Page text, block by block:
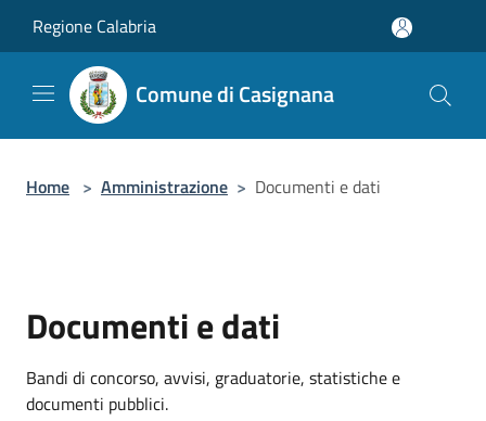
Regione Calabria
Comune di Casignana
Home > Amministrazione > Documenti e dati
Documenti e dati
Bandi di concorso, avvisi, graduatorie, statistiche e
documenti pubblici.